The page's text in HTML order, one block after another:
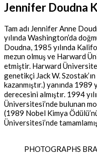
Jennifer Doudna
Tam adı Jennifer Anne
yılında Washington’da
Doudna, 1985 yılında
mezun olmuş ve Harward
etmiştir. Harward
genetikçi Jack W.
kazanmıştır.) yanında
derecesini almıştır. 1994
Üniversitesi’nde bulunan
(1989 Nobel Kimya
Üniversitesi’nde
PHOTOGRAPHS